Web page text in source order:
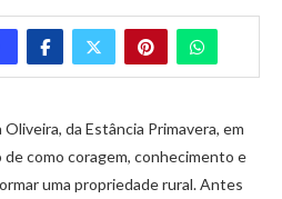
da Estância Primavera, em
de como coragem, conhecimento e
uma propriedade rural. Antes